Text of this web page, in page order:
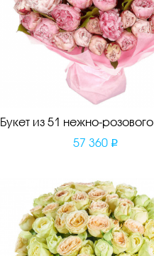
Букет из 51 нежно-
57 360